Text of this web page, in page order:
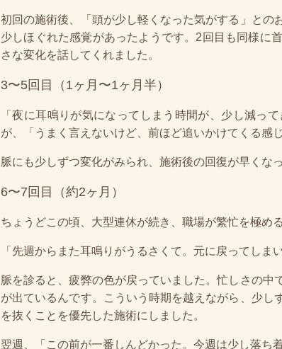
初回の施術後、「頭が少し軽くなった気がする」と
少しほぐれた感覚があったようです。2回目も同様に
さな変化を話してくれました。
3〜5回目（1ヶ月〜1ヶ月半）
「夜に耳鳴りが気になってしまう時間が、少し減っ
が、「うまく言えないけど、前ほど追いかけてくる感
脈にも少しずつ変化がみられ、施術後の回復が早くな
6〜7回目（約2ヶ月）
ちょうどこの頃、大型連休が続き、職場が繁忙を極め
「先週からまた耳鳴りがうるさくて。元に戻ってしま
脈を診ると、疲弊の色が戻っていました。忙しさの
が出ているんです。こういう時期を越えながら、少
を抜くことを優先した施術にしました。
翌週、「この前が一番しんどかった。今週は少し落ち